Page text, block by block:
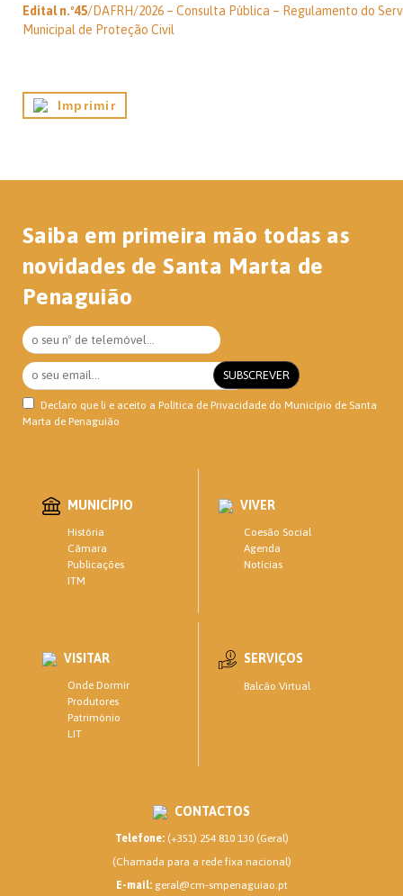
Edital n.º45/DAFRH/2026 – Consulta Pública – Regulamento do
Municipal de Proteção Civil
Imprimir
Saiba em primeira mão todas as
novidades de Santa Marta de
Penaguião
Declaro que li e aceito a Política de Privacidade do Município de Santa
Marta de Penaguião
MUNICÍPIO
História
Câmara
Publicações
ITM
VIVER
Coesão Social
Agenda
Notícias
VISITAR
Onde Dormir
Produtores
Património
LIT
SERVIÇOS
Balcão Virtual
CONTACTOS
Telefone:(+351) 254 810 130 (Geral)
(Chamada para a rede fixa nacional)
E-mail:geral@cm-smpenaguiao.pt